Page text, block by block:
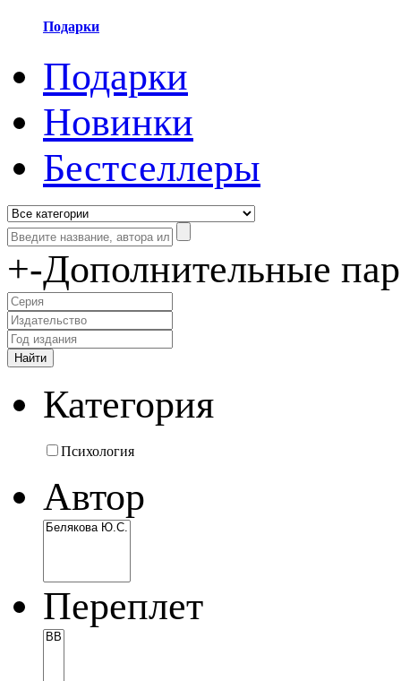
Подарки
Подарки
Новинки
Бестселлеры
+-Дополнительные
Категория
Психология
Автор
Переплет